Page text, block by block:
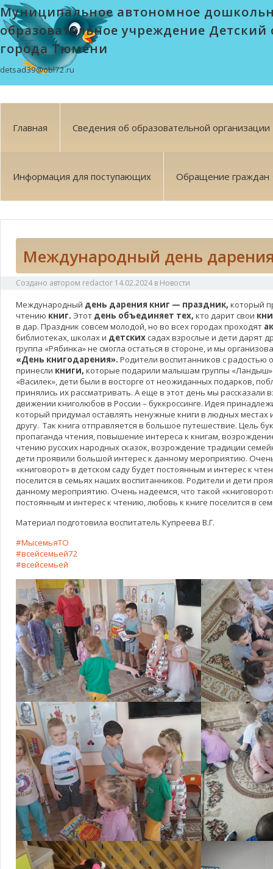
Муниципальное автономное
образовательное учреждение Детский
города Тюмени
detsad39@obl72.ru
Главная Сведения об образовательной организации
Информация для поступающих Обращение граждан
Международный день
Создано автором redactor 14.02.2024 в Новости
Международный день дарения книг — праздник, который
чтению книг. Этот день объединяет тех, кто дарит свои
в дар. Праздник совсем молодой, но во всех городах проходят
библиотеках, школах и детских садах взрослые и дети дарят
группа «Рябинка» не смогла остаться в стороне, и мы
«День книгодарения». Родители воспитанников с радостью
принесли книги, которые подарили малышам группы «Ландыш»
«Василек», дети были в восторге от неожиданных подарков,
принялись их рассматривать. А еще в этот день мы рассказали
движении книголюбов в России – буккроссинге. Идея
который придумал оставлять ненужные книги в людных местах
другу. Так книга отправляется в большое путешествие. Цель
пропаганда чтения, повышение интереса к книгам,
чтению русских народных сказок, возрождение традиции
дети проявили большой интерес к данному мероприятию.
«книговорот» в детском саду будет постоянным и интерес к
поселится в семьях наших воспитанников. Родители и дети
данному мероприятию. Очень надеемся, что такой
постоянным и интерес к чтению, любовь к книге поселится в
Материал подготовила воспитатель Купреева В.Г.
#МысемьяТО
#всейсемьей72
#всейсемьей